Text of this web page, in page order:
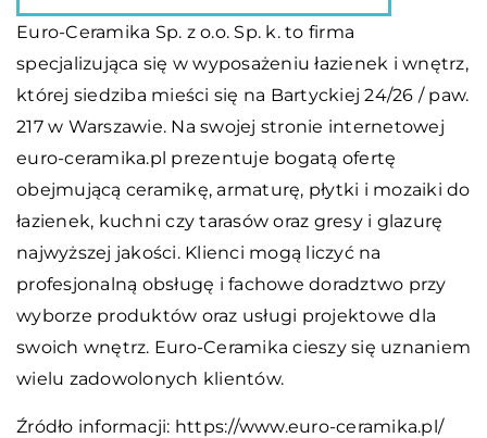
Euro-Ceramika Sp. z o.o. Sp. k. to firma
specjalizująca się w wyposażeniu łazienek i wnętrz,
której siedziba mieści się na Bartyckiej 24/26 / paw.
217 w Warszawie. Na swojej stronie internetowej
euro-ceramika.pl prezentuje bogatą ofertę
obejmującą ceramikę, armaturę, płytki i mozaiki do
łazienek, kuchni czy tarasów oraz gresy i glazurę
najwyższej jakości. Klienci mogą liczyć na
profesjonalną obsługę i fachowe doradztwo przy
wyborze produktów oraz usługi projektowe dla
swoich wnętrz. Euro-Ceramika cieszy się uznaniem
wielu zadowolonych klientów.
Źródło informacji: https://www.euro-ceramika.pl/